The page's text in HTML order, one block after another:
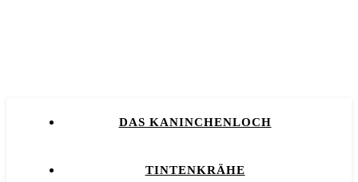
DAS KANINCHENLOCH
TINTENKRÄHE